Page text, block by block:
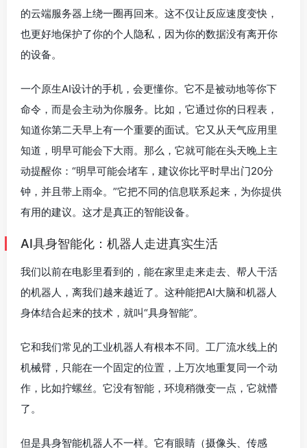
的云端服务器上绕一圈再回来。这不仅让反应速度变快，
也更好地保护了你的个人隐私，因为你的数据没有离开你
的设备。
一个原生AI设计的手机，会更懂你。它不是被动地等你下
命令，而是会主动为你服务。比如，它通过你的日程表，
知道你第二天早上有一个重要的面试。它又从天气应用里
知道，明早可能会下大雨。那么，它就可能在头天晚上主
动提醒你：“明早可能会堵车，建议你比平时早出门20分
钟，并且带上雨伞。”它把不同的信息联系起来，为你提供
有用的建议。这才是真正的智能设备。
AI具身智能化：机器人走进真实生活
我们以前在电影里看到的，能在家里走来走去、帮人干活
的机器人，离我们越来越近了。这种能把AI大脑和机器人
身体结合起来的技术，就叫“具身智能”。
它和我们常见的工业机器人有根本不同。工厂流水线上的
机械臂，只能在一个固定的位置，上万次地重复同一个动
作，比如拧螺丝。它没有智能，环境稍微变一点，它就懵
了。
但是具身智能机器人不一样。它有眼睛（摄像头、传感